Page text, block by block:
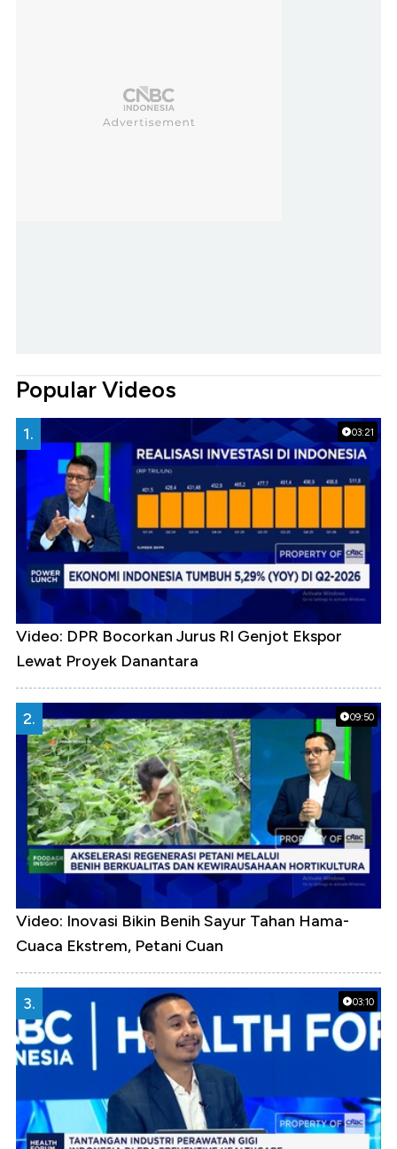
Popular Videos
03:21
1.
Video: DPR Bocorkan Jurus RI Genjot Ekspor
Lewat Proyek Danantara
09:50
2.
Video: Inovasi Bikin Benih Sayur Tahan Hama-
Cuaca Ekstrem, Petani Cuan
03:10
3.